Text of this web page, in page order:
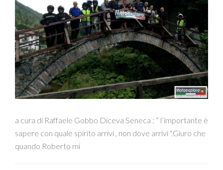
a cura di Raffaele Gobbo Diceva Seneca : ” l’importante è
sapere con quale spirito arrivi , non dove arrivi “.Giuro che
quando Roberto mi